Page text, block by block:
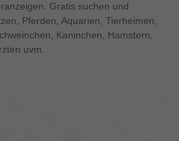
Gratis suchen und
Pferden, Aquarien, Tierheimen,
Kaninchen, Hamstern,
uvm.